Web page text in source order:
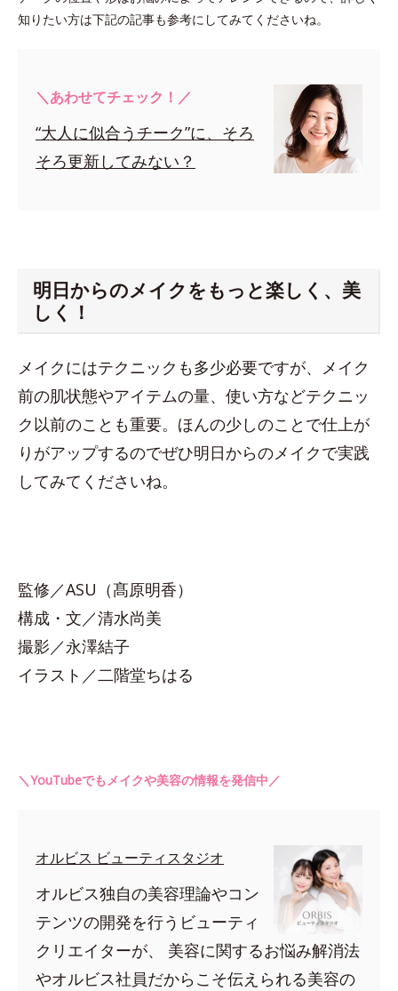
知りたい方は下記の記事も参考にしてみてくださいね。
＼あわせてチェック！／
“大人に似合うチーク”に、そろ
そろ更新してみない？
明日からのメイクをもっと楽しく、美
しく！
メイクにはテクニックも多少必要ですが、メイク
前の肌状態やアイテムの量、使い方などテクニッ
ク以前のことも重要。ほんの少しのことで仕上が
りがアップするのでぜひ明日からのメイクで実践
してみてくださいね。
監修／ASU（髙原明香）
構成・文／清水尚美
撮影／永澤結子
イラスト／二階堂ちはる
＼YouTubeでもメイクや美容の情報を発信中／
オルビス ビューティスタジオ
オルビス独自の美容理論やコン
テンツの開発を行うビューティ
クリエイターが、 美容に関するお悩み解消法
やオルビス社員だからこそ伝えられる美容の